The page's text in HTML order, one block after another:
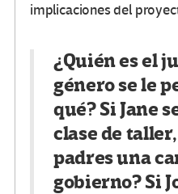
implicaciones del
¿Quién es el
género se le
qué? Si Jane
clase de
padres una
gobierno? Si